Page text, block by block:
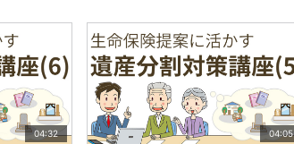
04:32 04:05